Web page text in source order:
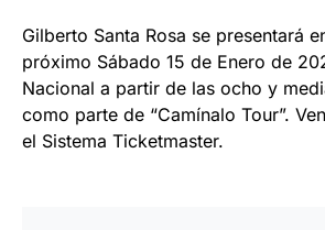
Gilberto Santa Rosa se presentará
próximo Sábado 15 de Enero de
Nacional a partir de las ocho y
como parte de “Camínalo Tour”.
el Sistema Ticketmaster.